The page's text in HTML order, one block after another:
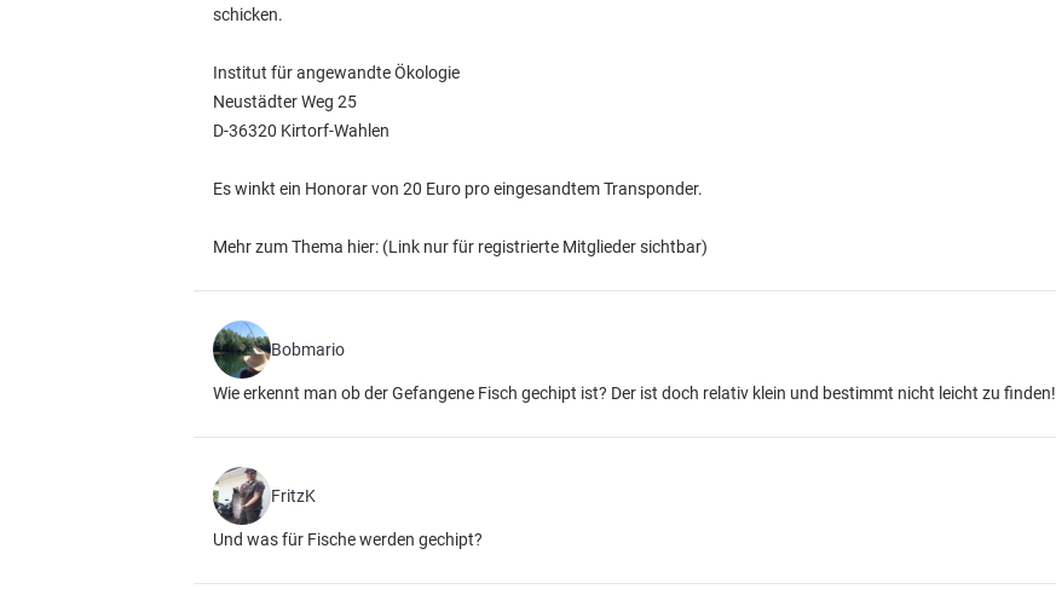
schicken.
Institut für angewandte Ökologie
Neustädter Weg 25
D-36320 Kirtorf-Wahlen
Es winkt ein Honorar von 20 Euro pro eingesandtem Transponder.
Mehr zum Thema hier: (Link nur für registrierte Mitglieder sichtbar)
Bobmario
Wie erkennt man ob der Gefangene Fisch gechipt ist? Der ist doch relativ klein und bestimmt nicht leicht zu finden!
FritzK
Und was für Fische werden gechipt?